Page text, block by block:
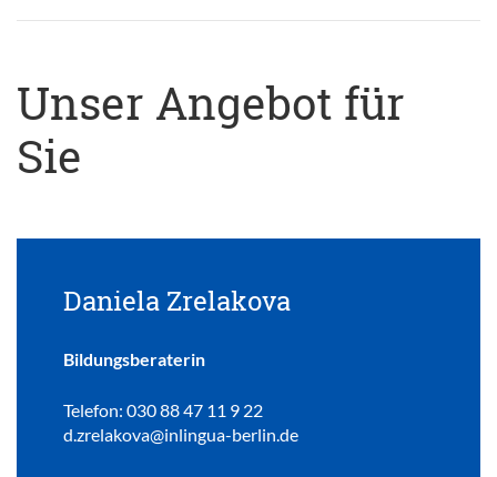
Unser Angebot für
Sie
Daniela Zrelakova
Bildungsberaterin
Telefon: 030 88 47 11 9 22
d.zrelakova@inlingua-berlin.de